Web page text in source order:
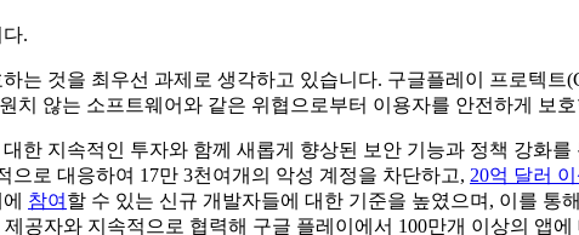
.
것을 최우선 과제로 생각하고 있습니다. 구글플레이 프로텍트
치 않는 소프트웨어와 같은 위협으로부터 이용자를 안전하게 보
한 지속적인 투자와 함께 새롭게 향상된 보안 기능과 정책 강화
로 대응하여 17만 3천여개의 악성 계정을 차단하고, 20억 달러
참여 할 수 있는 신규 개발자들에 대한 기준을 높였으며, 이를 통
공자와 지속적으로 협력해 구글 플레이에서 100만개 이상의 앱